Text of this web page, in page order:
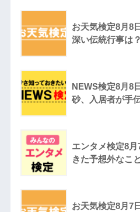
お天気検定8月8
深い伝統行事は？
NEWS検定8月8
砂、入居者が手
エンタメ検定8
きた予想外なこ
お天気検定8月7